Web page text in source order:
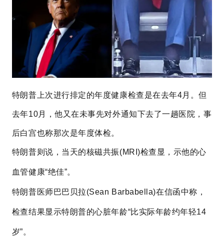
特朗普上次进行排定的年度健康检查是在去年4月。但
去年10月，他又在未事先对外通知下去了一趟医院，事
后白宫也称那次是年度体检。
特朗普则说，当天的核磁共振(MRI)检查显，示他的心
血管健康“绝佳”。
特朗普医师巴巴贝拉(Sean Barbabella)在信函中称，
检查结果显示特朗普的心脏年龄“比实际年龄约年轻14
岁”。